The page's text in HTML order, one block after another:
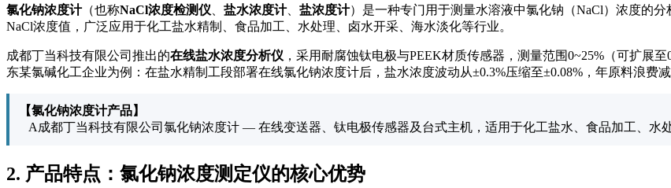
氯化钠浓度计（也称NaCl浓度检测仪 盐水浓度计、 盐浓度计）是一种专门用于测量水溶液中氯化钠（NaCl）浓度的
NaCl浓度值，广泛应用于化工盐水精制、食品加工、水处理、卤水开采、海水淡化等行业。
成都丁当科技有限公司推出的在线盐水浓度分析仪 ，采用耐腐蚀钛电极与PEEK材质传感器，测量范围0~25%（可扩展
东某氯碱化工企业为例：在盐水精制工段部署在线氯化钠浓度计后，盐水浓度波动从±0.3%压缩至±0.08%，年原料浪费
【氯化钠浓度计产品】
A成都丁当科技有限公司氯化钠浓度计 — 在线变送器、钛电极传感器及台式主机，适用于化工盐水、食品加工、水处
2. 产品特点：氯化钠浓度测定仪的核心优势